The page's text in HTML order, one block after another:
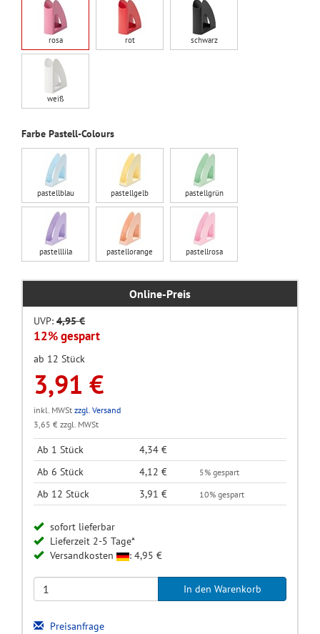
rosa rot schwarz
weiß
Farbe Pastell-Colours
pastellblau pastellgelb pastellgrün
pastelllila pastellorange pastellrosa
Online-Preis
UVP: 4,95 €
12% gespart
ab 12 Stück
3,91 €
inkl. MWSt zzgl. Versand
3,65 € zzgl. MWSt
Ab 1 Stück
4,34 €
Ab 6 Stück
4,12 € 5% gespart
Ab 12 Stück 3,91 € 10% gespart
sofort lieferbar
Lieferzeit 2-5 Tage*
Versandkosten
: 4,95 €
Preisanfrage